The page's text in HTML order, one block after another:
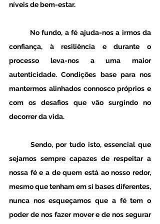
níveis de bem-estar.
confiança, à resiliência e durante o
processo leva-nos a uma maior
autenticidade. Condições base para nos
mantermos alinhados connosco próprios e
com os desafios que vão surgindo no
decorrer da vida.
sejamos sempre capazes de respeitar a
nossa fé e a de quem está ao nosso redor,
mesmo que tenham em si bases diferentes,
nunca nos esqueçamos que a fé tem o
poder de nos fazer mover e de nos segurar